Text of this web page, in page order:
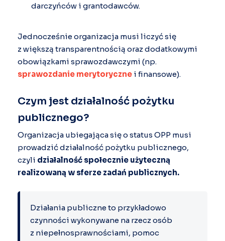
darczyńców i grantodawców.
Jednocześnie organizacja musi liczyć się
z większą transparentnością oraz dodatkowymi
obowiązkami sprawozdawczymi (np.
sprawozdanie merytoryczne i finansowe).
Czym jest działalność pożytku
publicznego?
Organizacja ubiegająca się o status OPP musi
prowadzić działalność pożytku publicznego,
czyli działalność społecznie użyteczną
realizowaną w sferze zadań publicznych.
Działania publiczne to przykładowo
czynności wykonywane na rzecz osób
z niepełnosprawnościami, pomoc